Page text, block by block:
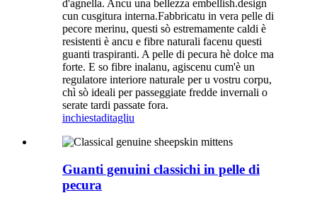
d'agnella. Ancu una bellezza embellish.design
cun cusgitura interna.Fabbricatu in vera pelle di
pecore merinu, questi sò estremamente caldi è
resistenti è ancu e fibre naturali facenu questi
guanti traspiranti. A pelle di pecura hè dolce ma
forte. E so fibre inalanu, agiscenu cum'è un
regulatore interiore naturale per u vostru corpu,
chì sò ideali per passeggiate fredde invernali o
serate tardi passate fora.
inchiestaditagliu
Guanti genuini classichi in pelle di
pecura